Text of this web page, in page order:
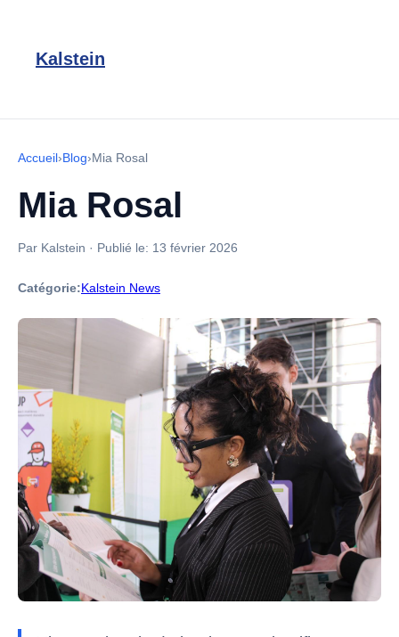
Kalstein
Accueil›Blog›Mia Rosal
Mia Rosal
Par Kalstein · Publié le: 13 février 2026
Catégorie:Kalstein News